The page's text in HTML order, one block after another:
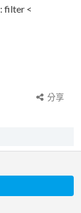
filter <
分享